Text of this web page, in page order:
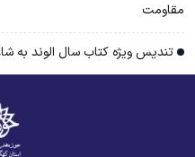
مقاومت
تندیس ویژه کتاب سال الوند به